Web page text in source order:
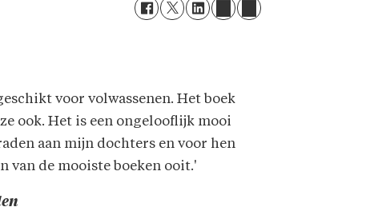
voor volwassenen. Het boek
ook. Het is een ongelooflijk mooi
aan mijn dochters en voor hen
van de mooiste boeken ooit.'